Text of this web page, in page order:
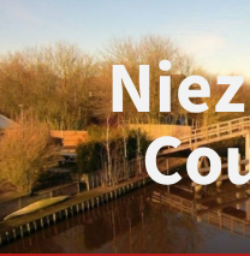
naar
de
inhoud